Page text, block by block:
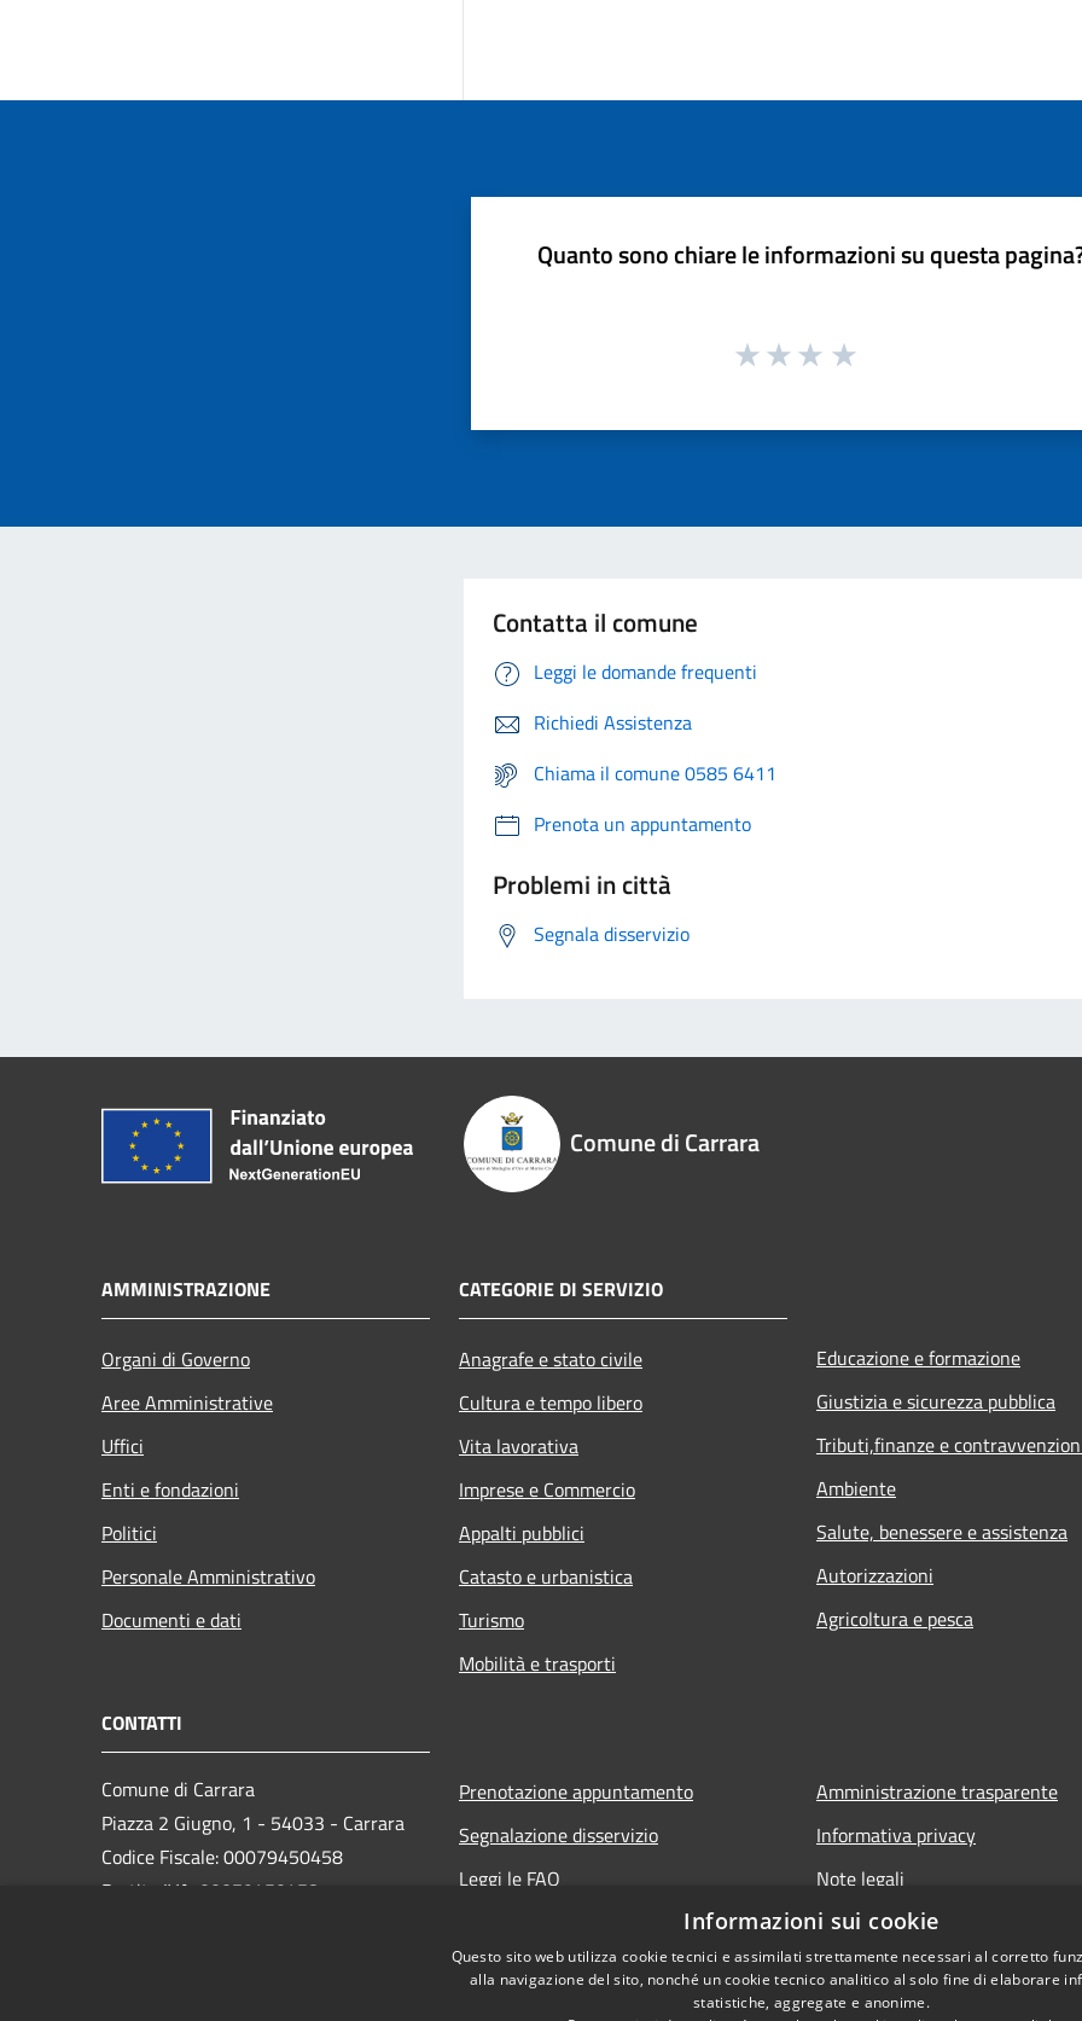
Quanto sono chiare le informazioni su questa
Contatta il comune
Leggi le domande frequenti
Richiedi Assistenza
Chiama il comune 0585 6411
Prenota un appuntamento
Problemi in città
Segnala disservizio
Comune di Carrara
AMMINISTRAZIONE
Organi di Governo
Aree Amministrative
Uffici
Enti e fondazioni
Politici
Personale Amministrativo
Documenti e dati
CATEGORIE DI SERVIZIO
Anagrafe e stato civile
Cultura e tempo libero
Vita lavorativa
Imprese e Commercio
Appalti pubblici
Catasto e urbanistica
Turismo
Mobilità e trasporti
Educazione e formazione
Giustizia e sicurezza pubblica
Tributi,finanze e
Ambiente
Salute, benessere e assistenza
Autorizzazioni
Agricoltura e pesca
CONTATTI
Comune di Carrara
Piazza 2 Giugno, 1 - 54033 - Carrara
Codice Fiscale: 00079450458
Partita IVA: 00079450458
Prenotazione appuntamento
Segnalazione disservizio
Leggi le FAQ
Amministrazione trasparente
Informativa privacy
Note legali
Dichiarazione di accessibilità
Informazioni sui cookie
Questo sito web utilizza cookie tecnici e assimilati strettamente necessari al corretto
alla navigazione del sito, nonché un cookie tecnico analitico al solo fine di elaborare
statistiche, aggregate e anonime.